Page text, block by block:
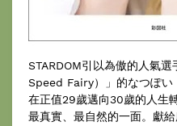
STARDOM引以為傲的人氣
Speed Fairy）」的なつぽい
在正值29歲邁向30歲的人生
最真實、最自然的一面。獻